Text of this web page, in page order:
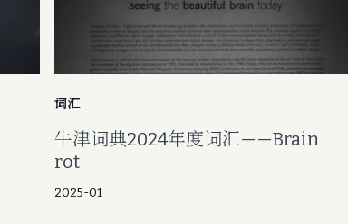
词汇
牛津词典2024年度词汇——Brain
rot
2025-01